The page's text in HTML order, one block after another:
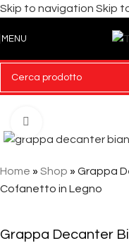
Skip to navigation Skip
MENU
Home » Shop » Grappa
Cofanetto in Legno
Grappa Decanter